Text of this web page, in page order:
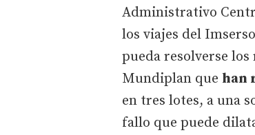
Administrativo
los viajes del
pueda resolverse
Mundiplan que han
en tres lotes, a una
fallo que puede